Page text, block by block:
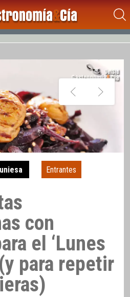
Entrantes
con
el ‘Lunes
para repetir